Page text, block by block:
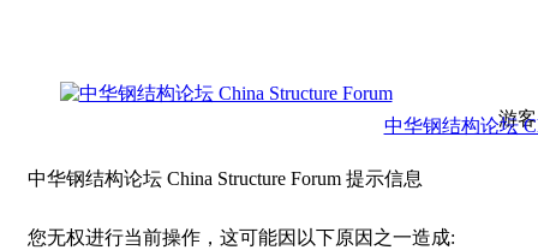
游
中华钢结构论坛
中华钢结构论坛 China Structure Forum 提示信息
您无权进行当前操作，这可能因以下原因之一造成: